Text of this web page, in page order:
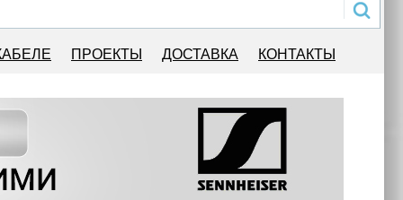
ПРОЕКТЫ ДОСТАВКА КОНТАКТЫ